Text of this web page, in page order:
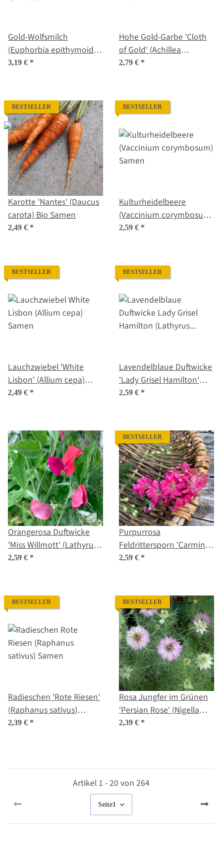
Gold-Wolfsmilch
(Euphorbia epithymoides
syn. polychroma) Samen
3,19 € *
Hohe Gold-Garbe 'Cloth
of Gold' (Achillea
filipendulina) Samen
2,79 € *
BESTSELLER
Karotte 'Nantes' (Daucus
carota) Bio Samen
2,49 € *
BESTSELLER
Kulturheidelbeere
(Vaccinium corymbosum)
Samen
2,59 € *
BESTSELLER
Lauchzwiebel 'White
Lisbon' (Allium cepa)
Samen
2,49 € *
BESTSELLER
Lavendelblaue Duftwicke
'Lady Grisel Hamilton'
(Lathyrus odoratus)
2,59 € *
Orangerosa Duftwicke
'Miss Willmott' (Lathyrus
odoratus) Samen
2,59 € *
BESTSELLER
Purpurrosa
Feldrittersporn 'Carmine
King' (Consolida ajacis)
2,59 € *
BESTSELLER
Radieschen 'Rote Riesen'
(Raphanus sativus)
Samen
2,39 € *
BESTSELLER
Rosa Jungfer im Grünen
'Persian Rose' (Nigella
damascena) Samen
2,39 € *
Artikel 1 - 20 von 264
Seite1